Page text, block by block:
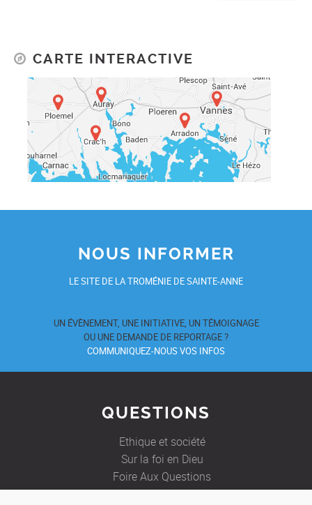
CARTE INTERACTIVE
NOUS INFORMER
LE SITE DE LA TROMÉNIE DE SAINTE-ANNE
UN ÉVÈNEMENT, UNE INITIATIVE, UN TÉMOIGNAGE
OU UNE DEMANDE DE REPORTAGE ?
COMMUNIQUEZ-NOUS VOS INFOS
QUESTIONS
Ethique et société
Sur la foi en Dieu
Foire Aux Questions